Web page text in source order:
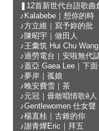
❚12首新世代台語歌曲
♪Kalabebe｜想你的時
♪方立維｜寫予妳的批
♪陳昭宇｜做田人
♪王彙筑 Hui Chu
♪過勞電台｜安啦無代
♪蓋亞 Gaea Lee｜下
♪夢岸｜孤娘
♪晚安費雪｜茶
♪元冠｜毋敢唱情歌ê⼈
♪Gentlewomen 仕女聲
♪楊直桂｜古錐的你
♪謝青燁Eric｜拜五